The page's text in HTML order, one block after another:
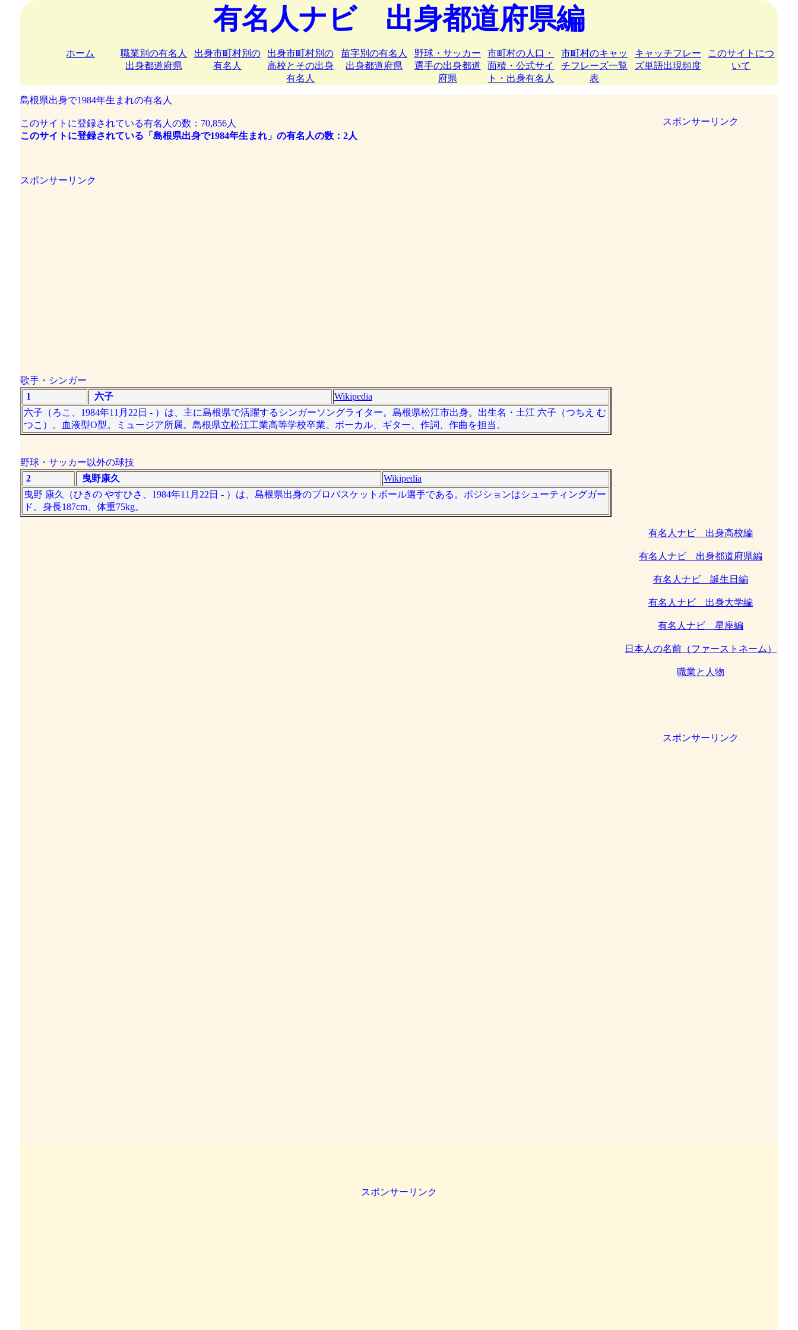
有名人ナビ 出身都道府県編
ホーム
職業別の有名人
出身都道府県
出身市町村別の
有名人
出身市町村別の
高校とその出身
有名人
苗字別の有名人
出身都道府県
野球・サッカー
選手の出身都道
府県
市町村の人口・
面積・公式サイ
ト・出身有名人
市町村のキャッ
チフレーズ一覧
表
キャッチフレー
ズ単語出現頻度
このサイトにつ
いて
島根県出身で1984年生まれの有名人
このサイトに登録されている有名人の数：70,856人
このサイトに登録されている「島根県出身で1984年生まれ」の有名人の数：2人
スポンサーリンク
歌手・シンガー
1
六子
Wikipedia
六子（ろこ、1984年11月22日 - ）は、主に島根県で活躍するシンガーソングライター。島根県松江市出身。出生名・土江 六子（つちえ む
つこ）。血液型O型。ミュージア所属。島根県立松江工業高等学校卒業。ボーカル、ギター、作詞、作曲を担当。
野球・サッカー以外の球技
2
曳野康久
Wikipedia
曳野 康久（ひきの やすひさ、1984年11月22日 - ）は、島根県出身のプロバスケットボール選手である。ポジションはシューティングガー
ド。身長187cm、体重75kg。
スポンサーリンク
有名人ナビ 出身高校編
有名人ナビ 出身都道府県編
有名人ナビ 誕生日編
有名人ナビ 出身大学編
有名人ナビ 星座編
日本人の名前（ファーストネーム）
職業と人物
スポンサーリンク
スポンサーリンク